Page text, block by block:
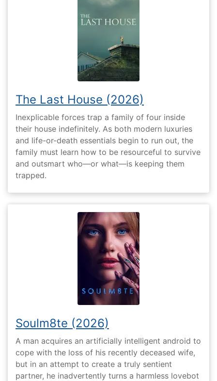
The Last House (2026)
Inexplicable forces trap a family of four inside
their house indefinitely. As both modern luxuries
and life-or-death essentials begin to run out, the
family must learn how to be resourceful to survive
and outsmart who—or what—is keeping them
trapped.
Soulm8te (2026)
A man acquires an artificially intelligent android to
cope with the loss of his recently deceased wife,
but in an attempt to create a truly sentient
partner, he inadvertently turns a harmless lovebot